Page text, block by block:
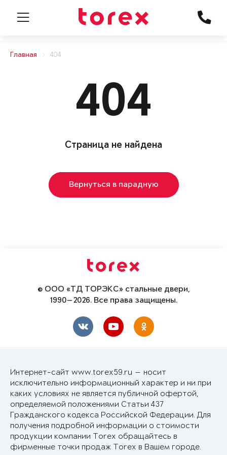
Главная 404
404
Страница не найдена
Вернуться в парадную
© ООО «ТД ТОРЭКС» стальные двери,
1990—2026. Все права защищены.
Интернет-сайт www.torex59.ru — носит
исключительно информационный характер и ни при
каких условиях не является публичной офертой,
определяемой положениями Статьи 437
Гражданского кодекса Российской Федерации. Для
получения подробной информации о стоимости
продукции компании Torex обращайтесь в
фирменные точки продаж Torex в Вашем городе.